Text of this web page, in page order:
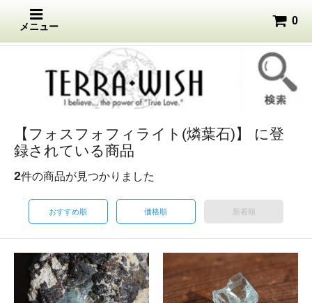
メニュー
0
【フォスフォフィライト(燐葉石)】 に登
録されている商品
2件の商品が見つかりました
おすすめ順 価格順 新着順